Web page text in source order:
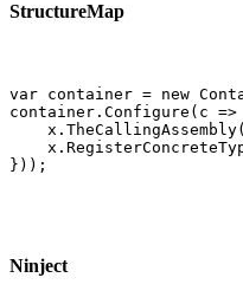
StructureMap
var container = new
container.Configure(c
}));
Ninject